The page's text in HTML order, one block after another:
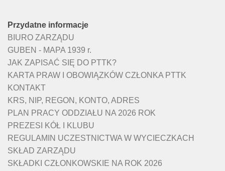
Przydatne informacje
BIURO ZARZĄDU
GUBEN - MAPA 1939 r.
JAK ZAPISAĆ SIĘ DO PTTK?
KARTA PRAW I OBOWIĄZKÓW CZŁONKA PTTK
KONTAKT
KRS, NIP, REGON, KONTO, ADRES
PLAN PRACY ODDZIAŁU NA 2026 ROK
PREZESI KÓŁ I KLUBU
REGULAMIN UCZESTNICTWA W WYCIECZKACH
SKŁAD ZARZĄDU
SKŁADKI CZŁONKOWSKIE NA ROK 2026